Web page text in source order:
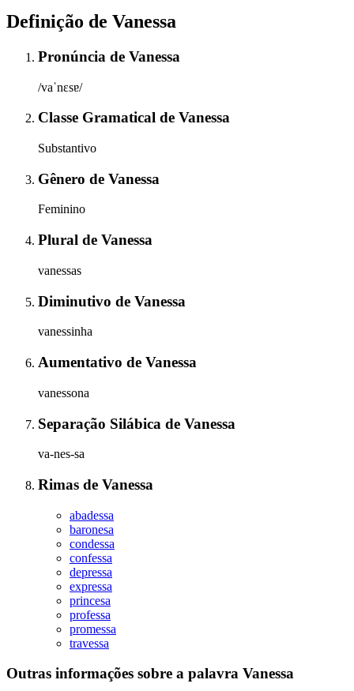
Definição de Vanessa
Pronúncia de Vanessa
/vaˈnɛsɐ/
Classe Gramatical de Vanessa
Substantivo
Gênero de Vanessa
Feminino
Plural de Vanessa
vanessas
Diminutivo de Vanessa
vanessinha
Aumentativo de Vanessa
vanessona
Separação Silábica de Vanessa
va-nes-sa
Rimas de Vanessa
abadessa
baronesa
condessa
confessa
depressa
expressa
princesa
professa
promessa
travessa
Outras informações sobre a palavra Vanessa